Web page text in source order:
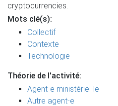
cryptocurrencies.
Mots clé(s):
Collectif
Contexte
Technologie
Théorie de l'activité:
Agent-e ministériel-le
Autre agent-e